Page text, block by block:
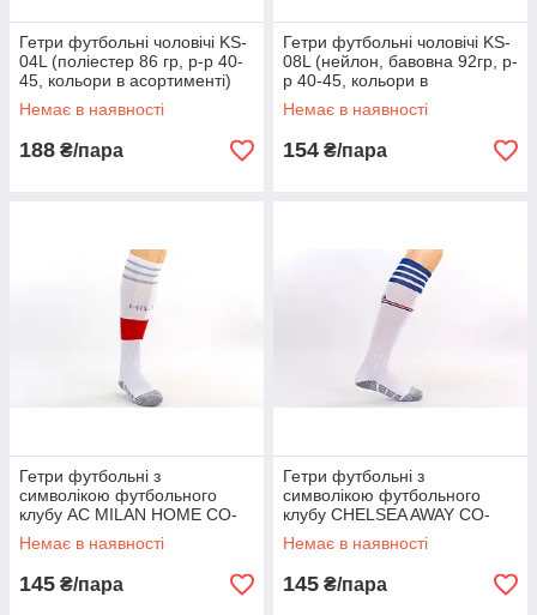
Гетри футбольні чоловічі KS-
04L (поліестер 86 гр, р-р 40-
45, кольори в асортименті)
Немає в наявності
188 ₴/пара
Гетри футбольні чоловічі KS-
08L (нейлон, бавовна 92гр, р-
р 40-45, кольори в
асортименті)
Немає в наявності
154 ₴/пара
Гетри футбольні з
символікою футбольного
клубу AC MILAN HOME CO-
5079-ACM-W (р-р 32-39, 39-
43, білий)
Немає в наявності
145 ₴/пара
Гетри футбольні з
символікою футбольного
клубу CHELSEA AWAY CO-
5079-CH-W (р-р 32-39, 39-43,
білий)
Немає в наявності
145 ₴/пара